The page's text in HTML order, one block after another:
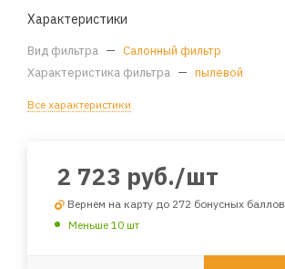
Характеристики
Вид фильтра — Салонный фильтр
Характеристика фильтра — пылевой
Все характеристики
2 723 руб./шт
Вернем на карту до 272 бонусных баллов
Меньше 10 шт